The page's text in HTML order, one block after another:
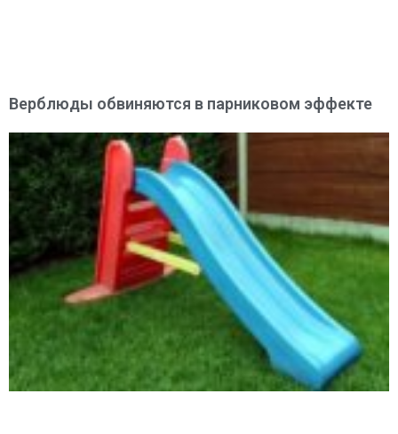
Верблюды обвиняются в парниковом эффекте